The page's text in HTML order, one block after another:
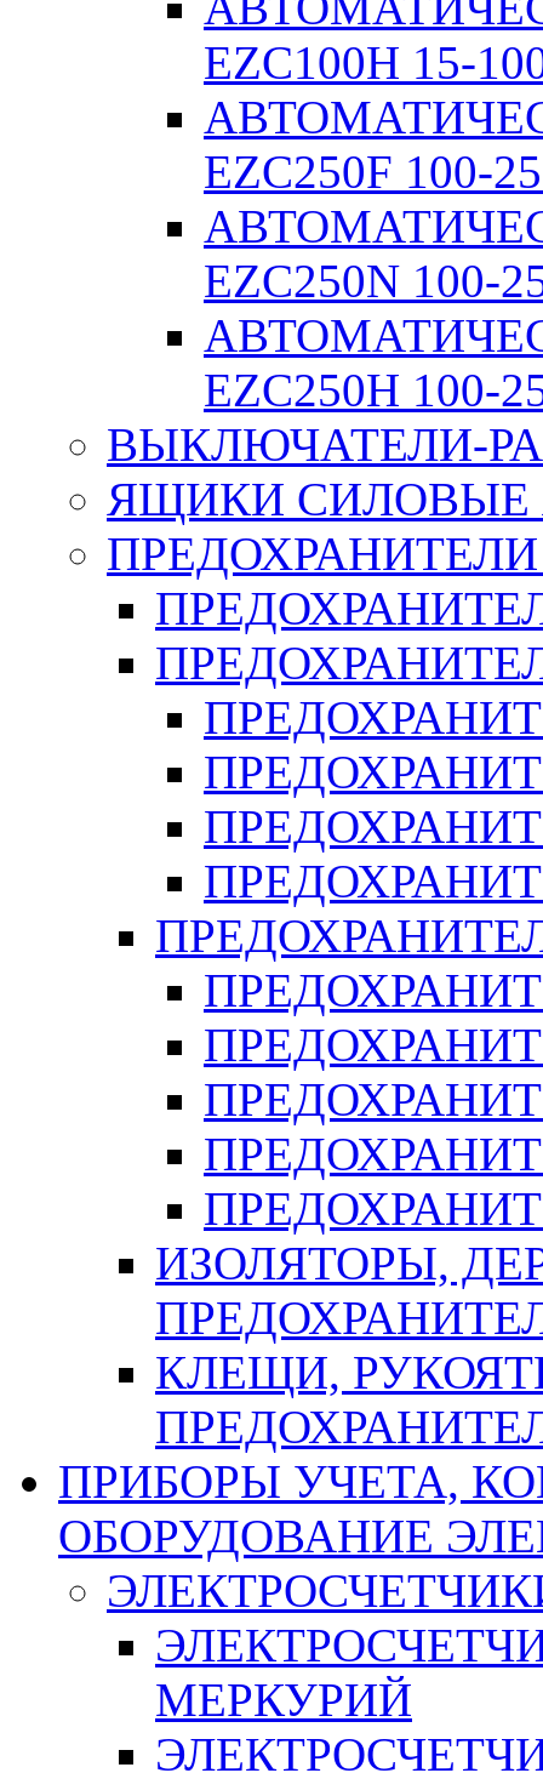
EZC100H 15-
EZC250F 100-
EZC250N 100-
EZC250H 100-
ВЫКЛЮЧАТЕЛИ-
ЯЩИКИ СИЛОВЫЕ
ИЗОЛЯТОРЫ,
КЛЕЩИ,
ПРИБОРЫ УЧЕТА,
ОБОРУДОВАНИЕ
МЕРКУРИЙ